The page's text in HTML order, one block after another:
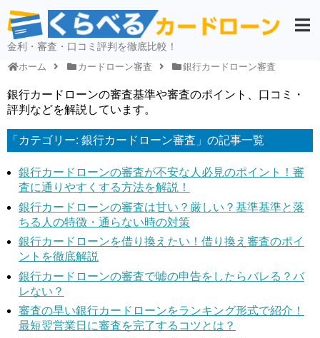
金利・審査・口コミ評判を徹底比較！
ホーム カードローン審査 銀行カードローン審査
銀行カードローンの審査基準や審査のポイント、口コミ・
評判などを解説しています。
「カテゴリー: 銀行カードローン審査 」の記事一覧
銀行カードローンの審査が不安な人必見のポイント！審
査に通りやすくする方法を解説！
銀行カードローンの審査は甘い？厳しい？基準基準と落
ちる人の特徴・通らない時の対策
銀行カードローンを借り換えたい！借り換え審査のポイ
ントを徹底解説
銀行カードローンの審査で嘘の申告をしたらバレる？バ
レない？
審査の早い銀行カードローンをランキング形式で紹介！
最短翌営業日に審査を完了するコツとは？